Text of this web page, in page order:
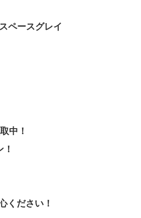
ペースグレイ
中！
ください！